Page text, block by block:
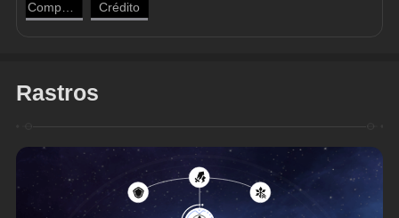
Componente da Coleção de Sonhos Crédito
Rastros